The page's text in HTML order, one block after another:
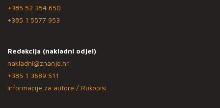
+385 52 354 650
+385 1 5577 953
Redakcija (nakladni odjel)
nakladni@znanje.hr
+385 1 3689 511
Informacije za autore / Rukopisi